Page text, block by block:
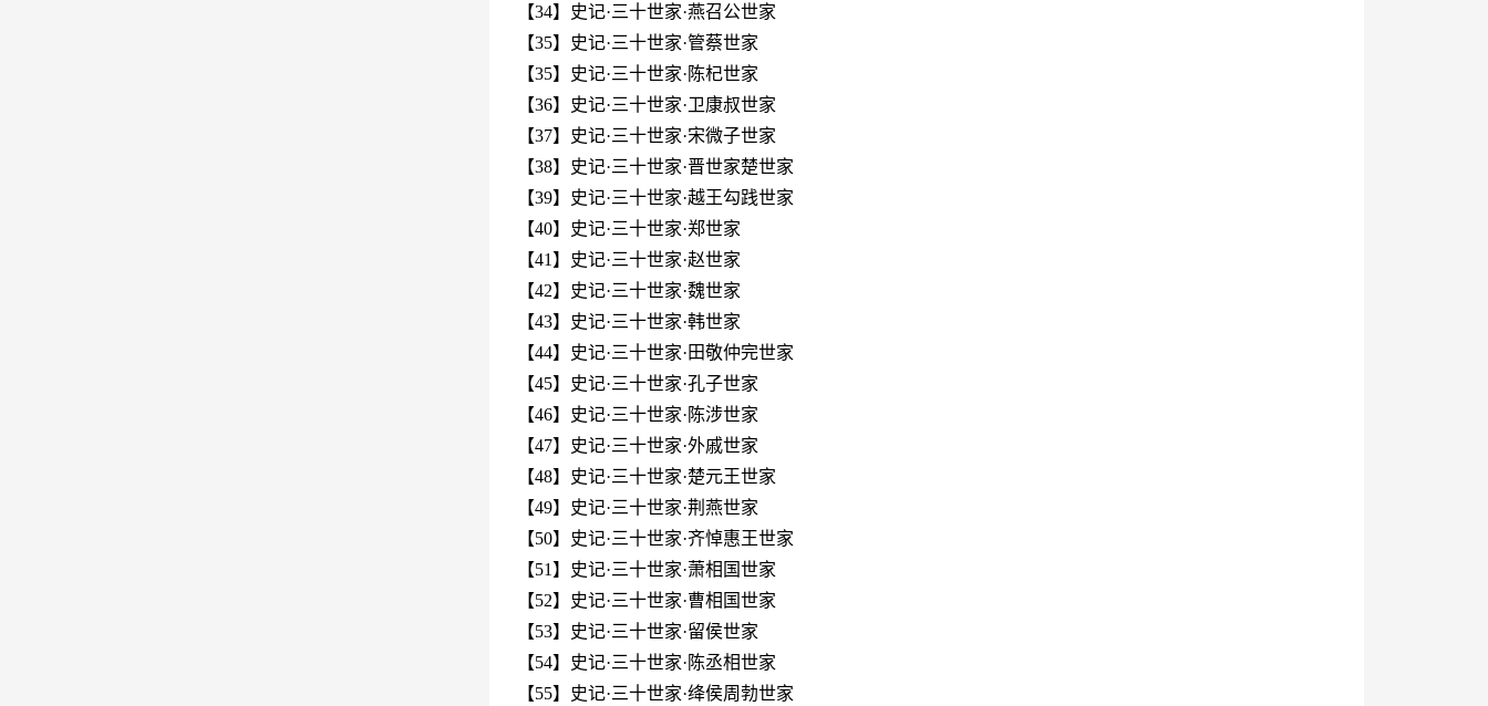
【34】史记·三十世家·燕召公世家
【35】史记·三十世家·管蔡世家
【35】史记·三十世家·陈杞世家
【36】史记·三十世家·卫康叔世家
【37】史记·三十世家·宋微子世家
【38】史记·三十世家·晋世家楚世家
【39】史记·三十世家·越王勾践世家
【40】史记·三十世家·郑世家
【41】史记·三十世家·赵世家
【42】史记·三十世家·魏世家
【43】史记·三十世家·韩世家
【44】史记·三十世家·田敬仲完世家
【45】史记·三十世家·孔子世家
【46】史记·三十世家·陈涉世家
【47】史记·三十世家·外戚世家
【48】史记·三十世家·楚元王世家
【49】史记·三十世家·荆燕世家
【50】史记·三十世家·齐悼惠王世家
【51】史记·三十世家·萧相国世家
【52】史记·三十世家·曹相国世家
【53】史记·三十世家·留侯世家
【54】史记·三十世家·陈丞相世家
【55】史记·三十世家·绛侯周勃世家